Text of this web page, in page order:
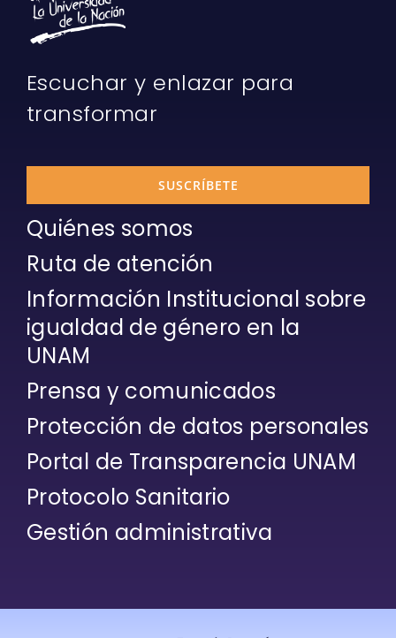
Escuchar y enlazar para
transformar
SUSCRÍBETE
Quiénes somos
Ruta de atención
Información Institucional sobre
igualdad de género en la
UNAM
Prensa y comunicados
Protección de datos personales
Portal de Transparencia UNAM
Protocolo Sanitario
Gestión administrativa